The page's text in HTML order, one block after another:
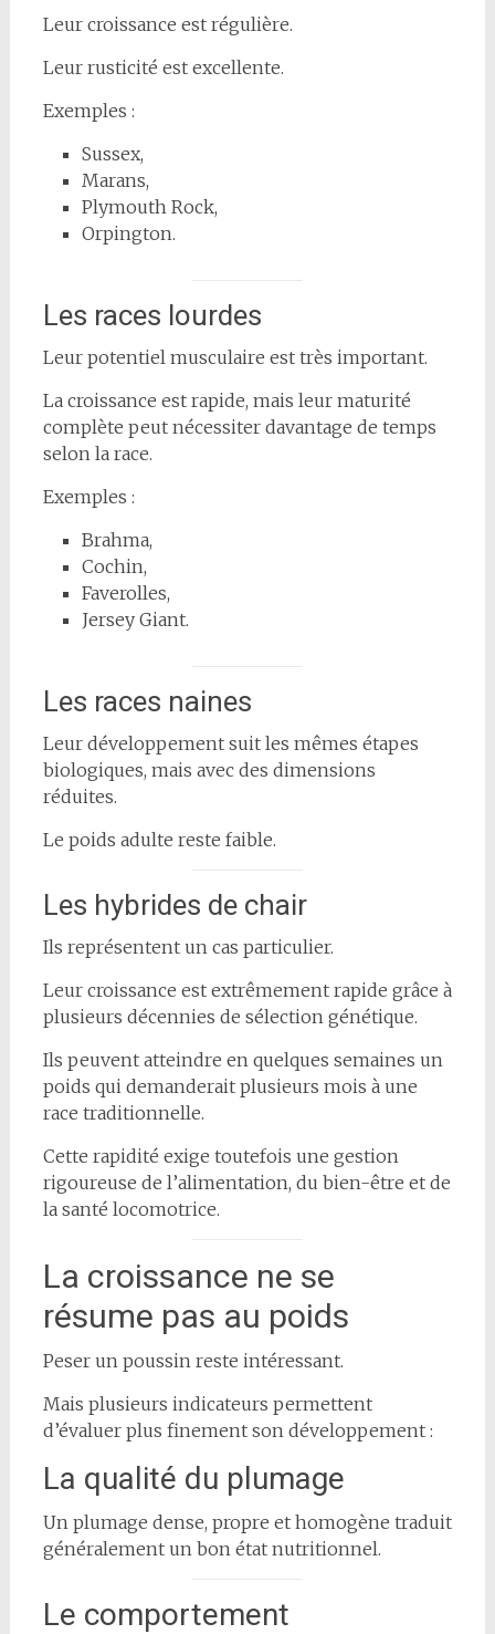
Leur croissance est régulière.
Leur rusticité est excellente.
Exemples :
Sussex,
Marans,
Plymouth Rock,
Orpington.
Les races lourdes
Leur potentiel musculaire est très important.
La croissance est rapide, mais leur maturité
complète peut nécessiter davantage de temps
selon la race.
Exemples :
Brahma,
Cochin,
Faverolles,
Jersey Giant.
Les races naines
Leur développement suit les mêmes étapes
biologiques, mais avec des dimensions
réduites.
Le poids adulte reste faible.
Les hybrides de chair
Ils représentent un cas particulier.
Leur croissance est extrêmement rapide grâce à
plusieurs décennies de sélection génétique.
Ils peuvent atteindre en quelques semaines un
poids qui demanderait plusieurs mois à une
race traditionnelle.
Cette rapidité exige toutefois une gestion
rigoureuse de l’alimentation, du bien-être et de
la santé locomotrice.
La croissance ne se
résume pas au poids
Peser un poussin reste intéressant.
Mais plusieurs indicateurs permettent
d’évaluer plus finement son développement :
La qualité du plumage
Un plumage dense, propre et homogène traduit
généralement un bon état nutritionnel.
Le comportement